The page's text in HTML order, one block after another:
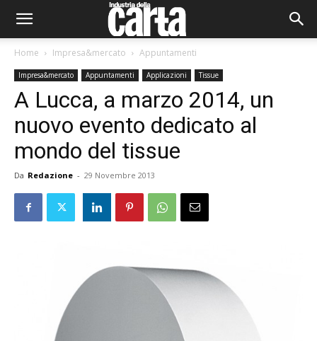
Home Impresa&mercato Appuntamenti
Impresa&mercato Appuntamenti Applicazioni Tissue
A Lucca, a marzo 2014, un
nuovo evento dedicato al
mondo del tissue
Da Redazione - 29 Novembre 2013